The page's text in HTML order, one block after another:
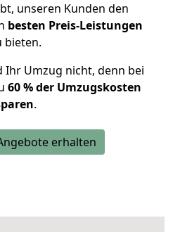
unseren Kunden den
besten Preis-Leistungen
bieten.
Umzug nicht, denn bei
60 % der Umzugskosten
.
erhalten